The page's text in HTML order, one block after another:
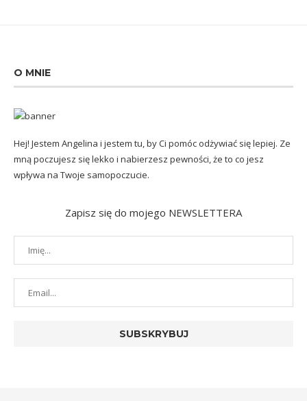
O MNIE
Hej! Jestem Angelina i jestem tu, by Ci pomóc odżywiać się lepiej. Ze
mną poczujesz się lekko i nabierzesz pewności, że to co jesz
wpływa na Twoje samopoczucie.
Zapisz się do mojego NEWSLETTERA